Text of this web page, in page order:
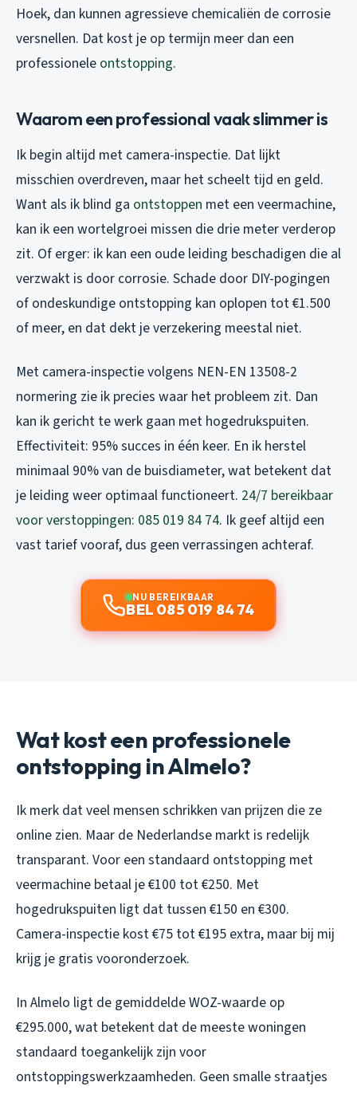
Hoek, dan kunnen agressieve chemicaliën de corrosie
versnellen. Dat kost je op termijn meer dan een
professionele ontstopping.
Waarom een professional vaak slimmer is
Ik begin altijd met camera-inspectie. Dat lijkt
misschien overdreven, maar het scheelt tijd en geld.
Want als ik blind ga ontstoppen met een veermachine,
kan ik een wortelgroei missen die drie meter verderop
zit. Of erger: ik kan een oude leiding beschadigen die al
verzwakt is door corrosie. Schade door DIY-pogingen
of ondeskundige ontstopping kan oplopen tot €1.500
of meer, en dat dekt je verzekering meestal niet.
Met camera-inspectie volgens NEN-EN 13508-2
normering zie ik precies waar het probleem zit. Dan
kan ik gericht te werk gaan met hogedrukspuiten.
Effectiviteit: 95% succes in één keer. En ik herstel
minimaal 90% van de buisdiameter, wat betekent dat
je leiding weer optimaal functioneert. 24/7 bereikbaar
voor verstoppingen: 085 019 84 74. Ik geef altijd een
vast tarief vooraf, dus geen verrassingen achteraf.
NU BEREIKBAAR
BEL 085 019 84 74
Wat kost een professionele
ontstopping in Almelo?
Ik merk dat veel mensen schrikken van prijzen die ze
online zien. Maar de Nederlandse markt is redelijk
transparant. Voor een standaard ontstopping met
veermachine betaal je €100 tot €250. Met
hogedrukspuiten ligt dat tussen €150 en €300.
Camera-inspectie kost €75 tot €195 extra, maar bij mij
krijg je gratis vooronderzoek.
In Almelo ligt de gemiddelde WOZ-waarde op
€295.000, wat betekent dat de meeste woningen
standaard toegankelijk zijn voor
ontstoppingswerkzaamheden. Geen smalle straatjes